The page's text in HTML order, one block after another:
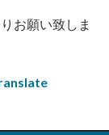
りお願い致しま